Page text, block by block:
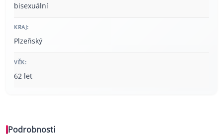
bisexuální
KRAJ:
Plzeňský
VĚK:
62 let
Podrobnosti